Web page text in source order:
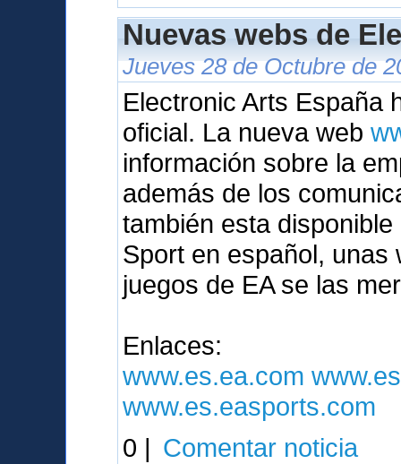
Nuevas webs de
Jueves 28 de Octubre de
Electronic Arts España
oficial. La nueva web
información sobre la
además de los
también esta
Sport en español, unas
juegos de EA se las
Enlaces:
www.es.ea.com
www.es.easports.com
0 | Comentar noticia